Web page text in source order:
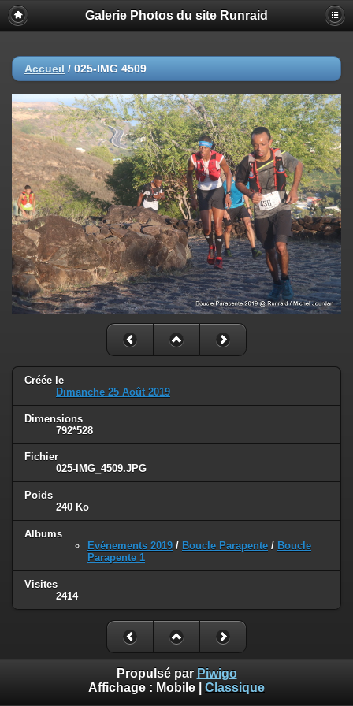
Galerie Photos du site Runraid
Accueil / 025-IMG 4509
Créée le
Dimanche 25 Août 2019
Dimensions
792*528
Fichier
025-IMG_4509.JPG
Poids
240 Ko
Albums
Evénements 2019 / Boucle Parapente / Boucle
Parapente 1
Visites
2414
Propulsé par Piwigo
Affichage : Mobile Classique